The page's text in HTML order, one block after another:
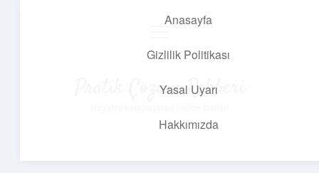
Anasayfa
Gizlilik Politikası
Yasal Uyarı
Hakkımızda
Pratik Çözüm Rehberi